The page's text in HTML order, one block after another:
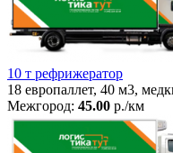
10 т рефрижератор
18 европаллет, 40 м3,
Межгород: 45.00 р./км